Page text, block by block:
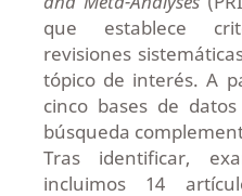
que establece
revisiones
tópico de interés. A
cinco bases de
búsqueda
Tras identificar,
incluimos 14